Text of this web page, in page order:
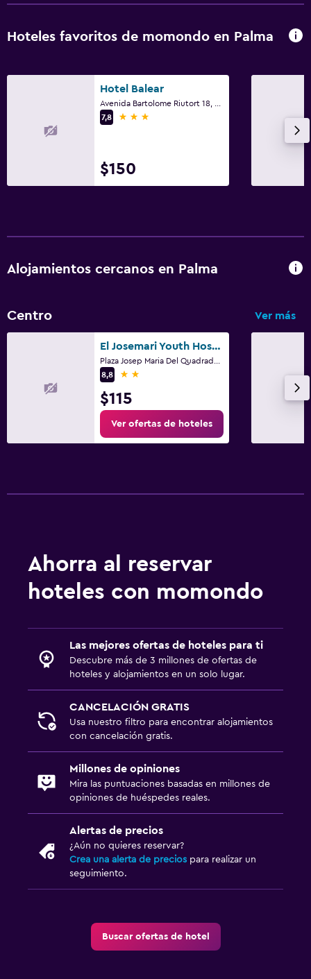
Armario o clóset
Escritorio
Piscina
Piscina al aire libre
Hoteles favoritos de momondo en Palma
Hotel Balear
7,8
3 estrellas
$150
Alojamientos cercanos en Palma
Centro Ver más
El Josemari Youth Hostel - Albergue Juvenil
8,8
2 estrellas
$115
Ver ofertas de hoteles
Ahorra al reservar
hoteles con momondo
Las mejores ofertas de hoteles para ti
Descubre más de 3 millones de ofertas de
hoteles y alojamientos en un solo lugar.
CANCELACIÓN GRATIS
Usa nuestro filtro para encontrar alojamientos
con cancelación gratis.
Millones de opiniones
Mira las puntuaciones basadas en millones de
opiniones de huéspedes reales.
Alertas de precios
¿Aún no quieres reservar?
Crea una alerta de precios para realizar un
seguimiento.
Buscar ofertas de hotel